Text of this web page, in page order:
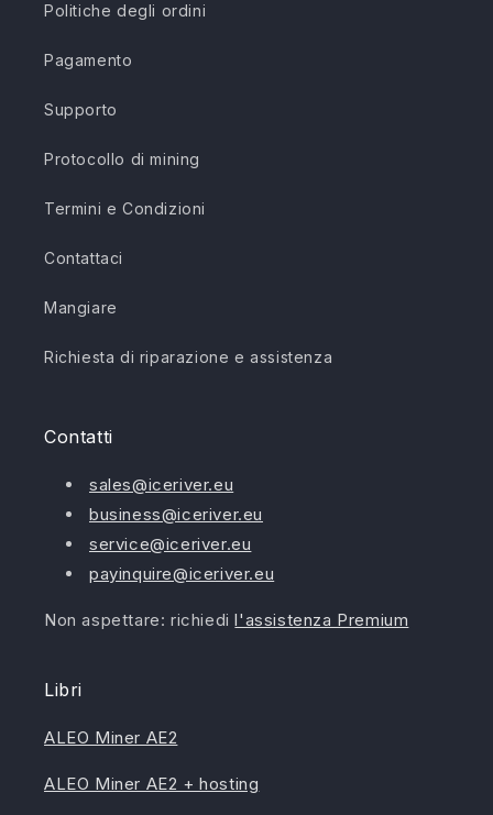
Politiche degli ordini
Pagamento
Supporto
Protocollo di mining
Termini e Condizioni
Contattaci
Mangiare
Richiesta di riparazione e assistenza
Contatti
sales@iceriver.eu
business@iceriver.eu
service@iceriver.eu
payinquire@iceriver.eu
Non aspettare: richiedil'assistenza Premium
Libri
ALEO Miner AE2
ALEO Miner AE2 + hosting